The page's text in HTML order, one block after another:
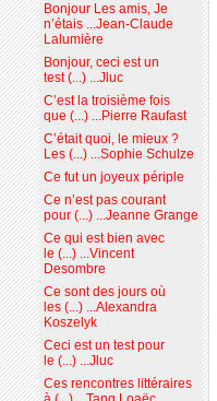
Bonjour Les amis, Je
n’étais ...Jean-Claude
Lalumière
Bonjour, ceci est un
test (...) ...Jluc
C’est la troisième fois
que (...) ...Pierre Raufast
C’était quoi, le mieux ?
Les (...) ...Sophie Schulze
Ce fut un joyeux périple
Ce n’est pas courant
pour (...) ...Jeanne Grange
Ce qui est bien avec
le (...) ...Vincent
Desombre
Ce sont des jours où
les (...) ...Alexandra
Koszelyk
Ceci est un test pour
le (...) ...Jluc
Ces rencontres littéraires